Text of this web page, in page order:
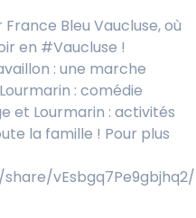
Bleu Vaucluse, où
en #Vaucluse !
: une marche
: comédie
et Lourmarin : activités
la famille ! Pour plus
vEsbgq7Pe9gbjhq2/